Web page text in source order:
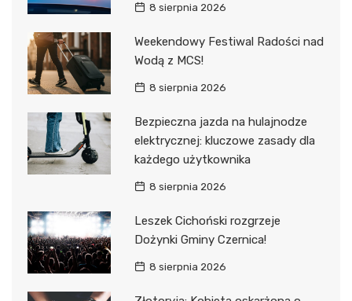
8 sierpnia 2026
Weekendowy Festiwal Radości nad
Wodą z MCS!
8 sierpnia 2026
Bezpieczna jazda na hulajnodze
elektrycznej: kluczowe zasady dla
każdego użytkownika
8 sierpnia 2026
Leszek Cichoński rozgrzeje
Dożynki Gminy Czernica!
8 sierpnia 2026